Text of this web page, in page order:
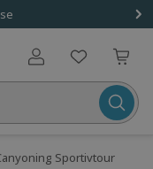
Benutzerkonto
Sportivtour